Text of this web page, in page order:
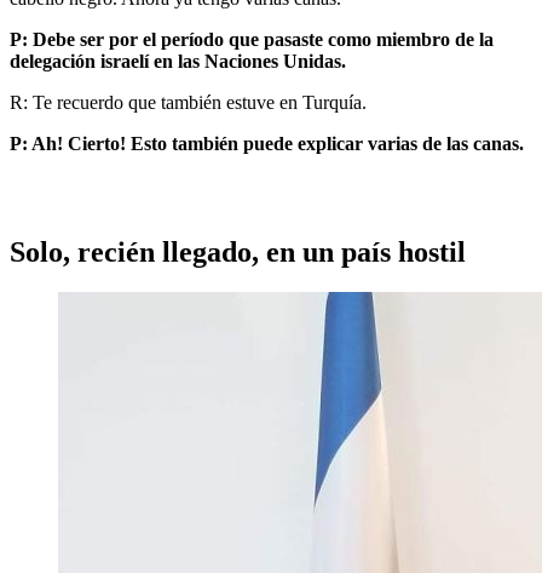
P: Debe ser por el período que pasaste como miembro de la
delegación israelí en las Naciones Unidas.
R: Te recuerdo que también estuve en Turquía.
P: Ah! Cierto! Esto también puede explicar varias de las canas.
Solo, recién llegado, en un país hostil